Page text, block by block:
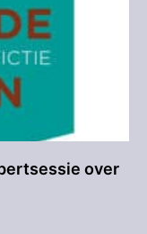
over